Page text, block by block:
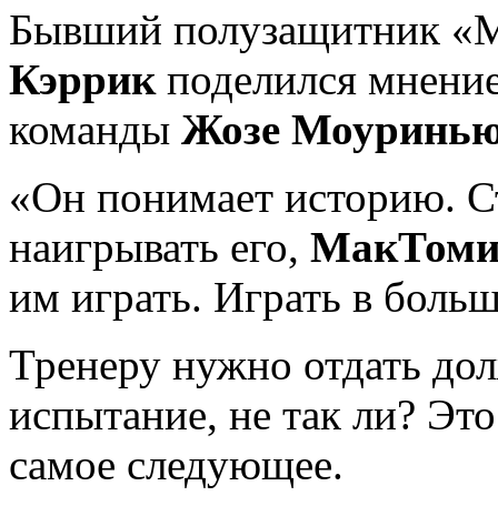
Бывший полузащитник
Кэррикподелился
команды Жозе
«Он понимает историю.
наигрывать его,
им играть. Играть в
Тренеру нужно отдать
испытание, не так ли?
самое следующее.